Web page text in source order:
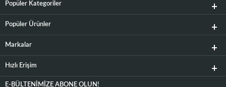
Popüler Kategoriler
Popüler Ürünler
Markalar
Hızlı Erişim
E-BÜLTENIMIZE ABONE OLUN!